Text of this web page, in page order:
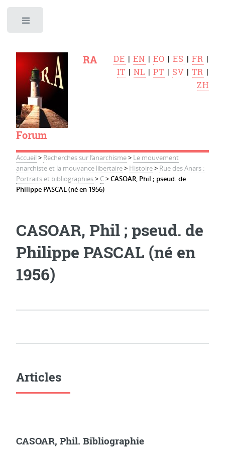
RA
Forum
DE |EN |EO |ES |FR |
IT |NL |PT | SV |TR |
ZH
Accueil > Recherches sur l’anarchisme> Le mouvement
anarchiste et la mouvance libertaire> Histoire> Rue des Anars :
Portraits et bibliographies> C>CASOAR, Phil ; pseud. de
Philippe PASCAL (né en 1956)
CASOAR, Phil ; pseud. de
Philippe PASCAL (né en
1956)
Articles
CASOAR, Phil. Bibliographie